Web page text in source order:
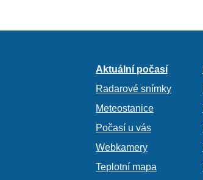
Aktuální počasí
Radarové snímky
Meteostanice
Počasí u vás
Webkamery
Teplotní mapa